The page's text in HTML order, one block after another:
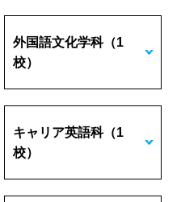
外国語文化学科（1
校）
キャリア英語科（1
校）